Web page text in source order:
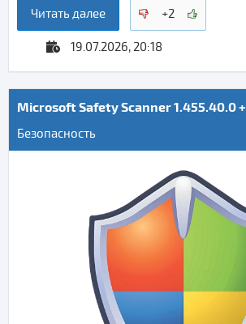
Читать далее +2
19.07.2026, 20:18
Microsoft Safety Scanner 1.455.40.0
Безопасность